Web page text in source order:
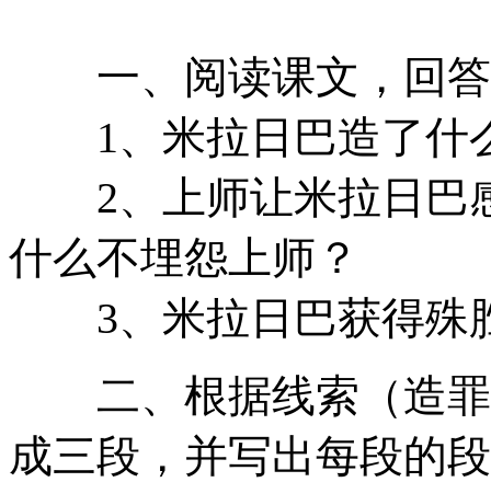
一、阅读课文，回
1、米拉日巴造了
2、上师让米拉日巴
什么不埋怨上师？
3、米拉日巴获得殊
二、根据线索（造罪
成三段，并写出每段